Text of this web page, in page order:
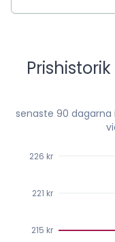
senaste 90 dagarna
215 kr
221 kr
226 kr